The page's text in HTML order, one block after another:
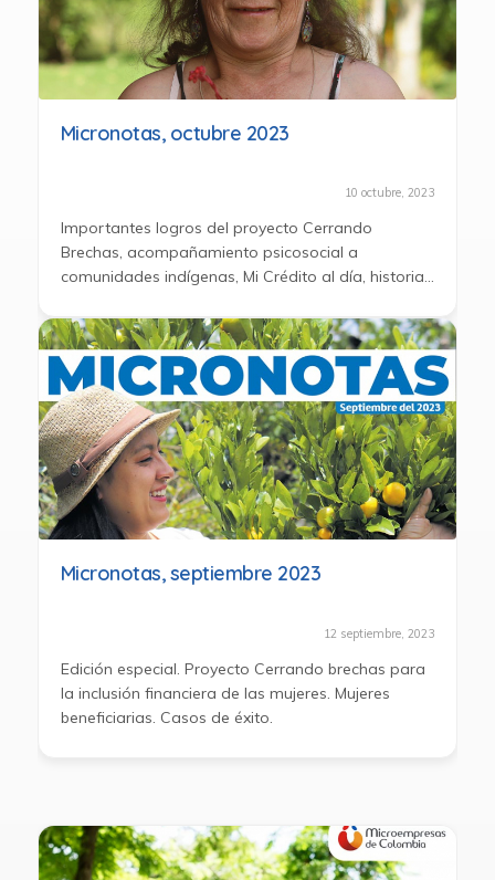
Micronotas, octubre 2023
10 octubre, 2023
Importantes logros del proyecto Cerrando
Brechas, acompañamiento psicosocial a
comunidades indígenas, Mi Crédito al día, historia
Micronotas, septiembre 2023
12 septiembre, 2023
Edición especial. Proyecto Cerrando brechas para
la inclusión financiera de las mujeres. Mujeres
beneficiarias. Casos de éxito.